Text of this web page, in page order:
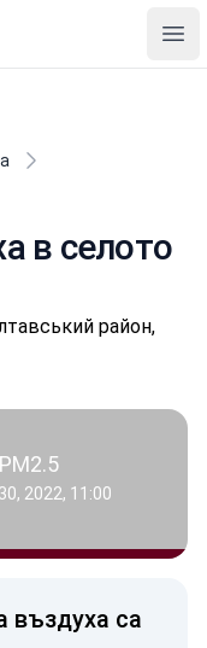
в селото
район,
2022, 11:00
въздуха са